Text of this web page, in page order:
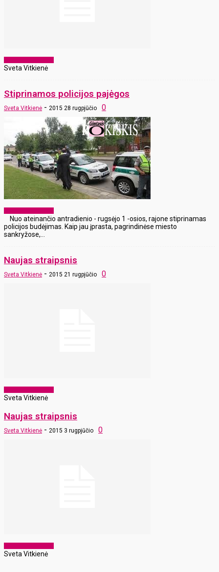
Sveta Vitkienė
Stiprinamos policijos pajėgos
Sveta Vitkienė - 2015 28 rugpjūčio 0
Nuo ateinančio antradienio - rugsėjo 1 -osios, rajone stiprinamas
policijos budėjimas. Kaip jau įprasta, pagrindinėse miesto
sankryžose,...
Naujas straipsnis
Sveta Vitkienė - 2015 21 rugpjūčio 0
Sveta Vitkienė
Naujas straipsnis
Sveta Vitkienė - 2015 3 rugpjūčio 0
Sveta Vitkienė